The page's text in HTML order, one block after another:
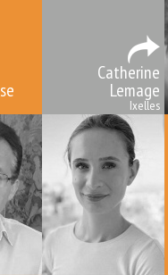
Catherine
Lemage
Ixelles